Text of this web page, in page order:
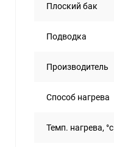
Плоский бак
Подводка
Производитель
Способ нагрева
Темп. нагрева, °с